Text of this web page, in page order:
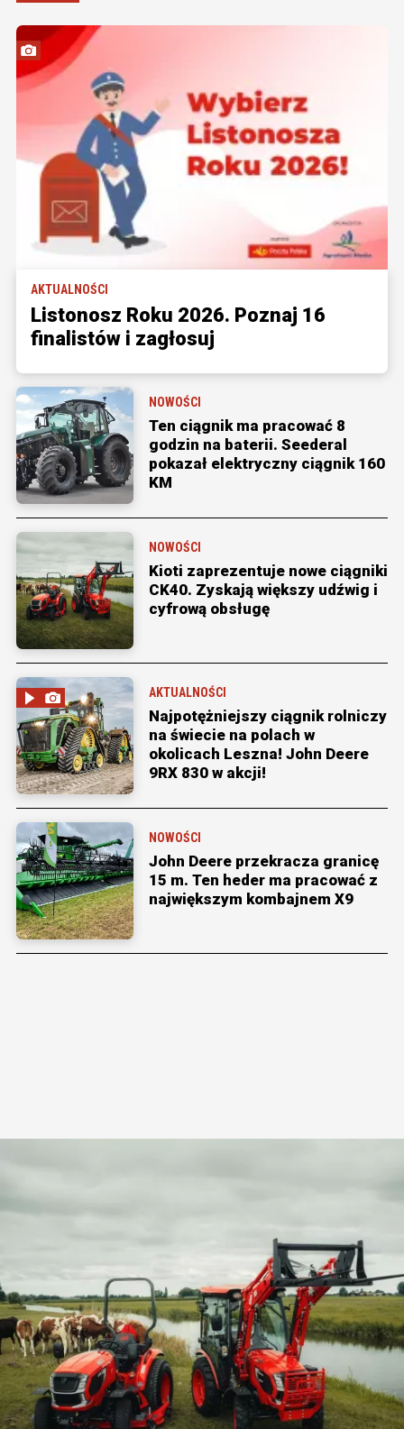
AKTUALNOŚCI
Listonosz Roku 2026. Poznaj 16
finalistów i zagłosuj
NOWOŚCI
Ten ciągnik ma pracować 8
godzin na baterii. Seederal
pokazał elektryczny ciągnik 160
KM
NOWOŚCI
Kioti zaprezentuje nowe ciągniki
CK40. Zyskają większy udźwig i
cyfrową obsługę
AKTUALNOŚCI
Najpotężniejszy ciągnik rolniczy
na świecie na polach w
okolicach Leszna! John Deere
9RX 830 w akcji!
NOWOŚCI
John Deere przekracza granicę
15 m. Ten heder ma pracować z
największym kombajnem X9